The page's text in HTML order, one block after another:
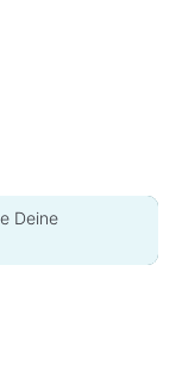
Deine